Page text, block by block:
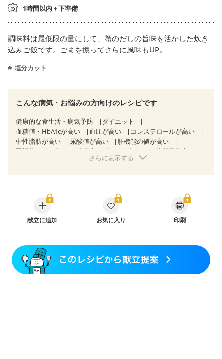
1時間以内＋下準備
調味料は最低限の量にして、蟹のだしの旨味を活かした炊き
込みご飯です。ごまを振ってさらに風味もUP。
塩分カット
こんな病気・お悩みの方向けのレシピです
健康的な食生活・病気予防
ダイエット
血糖値・HbA1cが高い
血圧が高い
コレステロールが高い
中性脂肪が高い
尿酸値が高い
肝機能の値が高い
腎機能の値が高い
糖尿病（2型） 高血圧
脂質異常症
狭心症 心筋梗塞
糖尿病性腎症（第３期）
CKD（ステージ１）
CKD（ステージ２）
CKD（ステージ３a）
CKD（ステージ３b）
透析
乳がん（抗がん剤治療中）
飲み込みにくい
妊婦健診・体重増加が気になる（初期）
妊婦健診・血圧が気になる（初期）
さらに表示する
献立に追加 お気に入り 印刷